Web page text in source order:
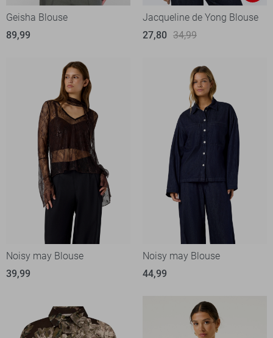
Geisha Blouse
89,99
Jacqueline de Yong Blouse
27,80 34,99
Noisy may Blouse
39,99
Noisy may Blouse
44,99